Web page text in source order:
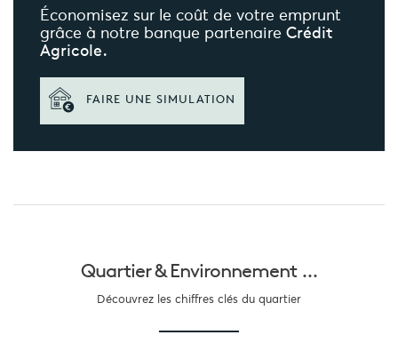
Économisez sur le coût de votre emprunt
grâce à notre banque partenaire Crédit
Agricole.
FAIRE UNE SIMULATION
Quartier &Environnement ...
Découvrez les chiffres clés du quartier